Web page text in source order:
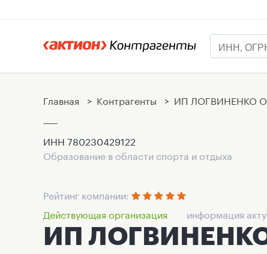
Главная > Контрагенты > ИП ЛОГВИНЕНКО
ИНН 780230429122
Образование в области спорта и отдыха
Рейтинг компании:
Действующая организация
информация
ИП